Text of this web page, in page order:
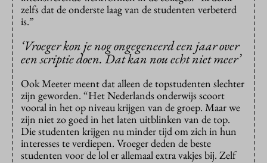
zelfs dat de onderste laag van de studenten verbeterd
is.”
‘Vroeger kon je nog ongegeneerd een jaar over
een scriptie doen. Dat kan nou echt niet meer’
Ook Meeter meent dat alleen de topstudenten slechter
zijn geworden. “Het Nederlands onderwijs scoort
vooral in het op niveau krijgen van de groep. Maar we
zijn niet zo goed in het laten uitblinken van de top.
Die studenten krijgen nu minder tijd om zich in hun
interesses te verdiepen. Vroeger deden de beste
studenten voor de lol er allemaal extra vakjes bij. Zelf